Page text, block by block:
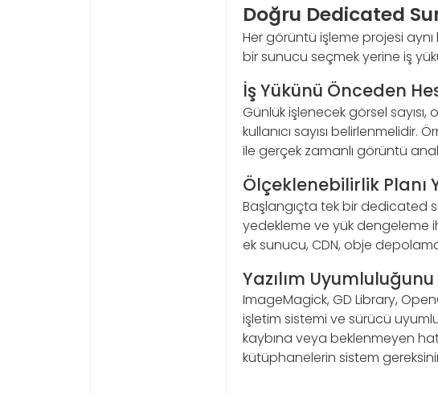
Doğru Dedicated
Her görüntü işleme projesi
bir sunucu seçmek yerine iş
İş Yükünü Önceden
Günlük işlenecek görsel
kullanıcı sayısı
ile gerçek zamanlı görüntü
Ölçeklenebilirlik Planı
Başlangıçta tek bir dedicated
yedekleme ve yük dengeleme
ek sunucu, CDN, obje
Yazılım
ImageMagick, GD Library,
işletim sistemi ve sürücü
kaybına veya beklenmeyen
kütüphanelerin sistem